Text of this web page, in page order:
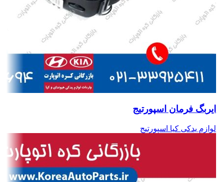
ایربگ فرمان اسپورتیج
لوازم یدکی کیا اسپورتیج